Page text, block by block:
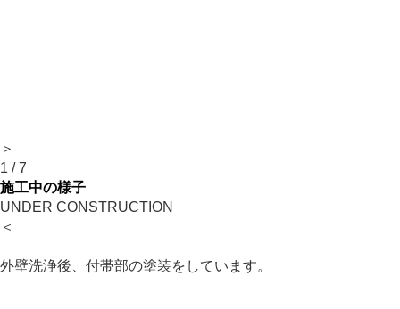
＞
1 /7
施工中の様子
UNDER CONSTRUCTION
＜
外壁洗浄後、付帯部の塗装をしています。